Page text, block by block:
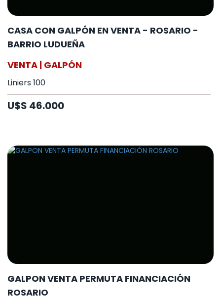
CASA CON GALPÓN EN VENTA - ROSARIO -
BARRIO LUDUEÑA
VENTA | GALPÓN
Liniers 100
U$S 46.000
GALPON VENTA PERMUTA FINANCIACIÓN
ROSARIO